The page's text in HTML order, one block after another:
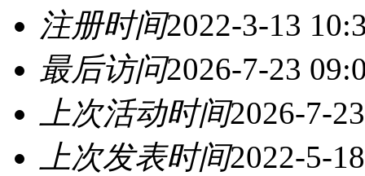
注册时间2022-3-13
最后访问2026-7-23
上次活动时间2026-7-
上次发表时间2022-5-